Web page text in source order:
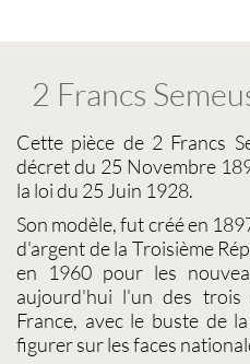
2 Francs
Cette pièce de 2 Francs
décret du 25 Novembre
la loi du 25 Juin 1928.
Son modèle, fut créé en
d'argentde la Troisième
en 1960 pour les
aujourd'hui l'un des trois
France, avec le buste de
figurer sur les faces